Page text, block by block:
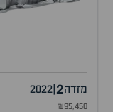
מזדה2
2022
₪95,450